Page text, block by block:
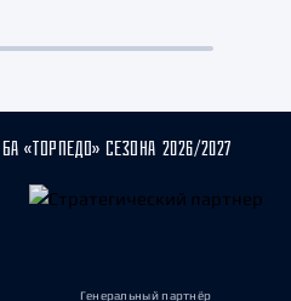
«ТОРПЕДО» СЕЗОНА 2026/2027
Генеральный партнёр